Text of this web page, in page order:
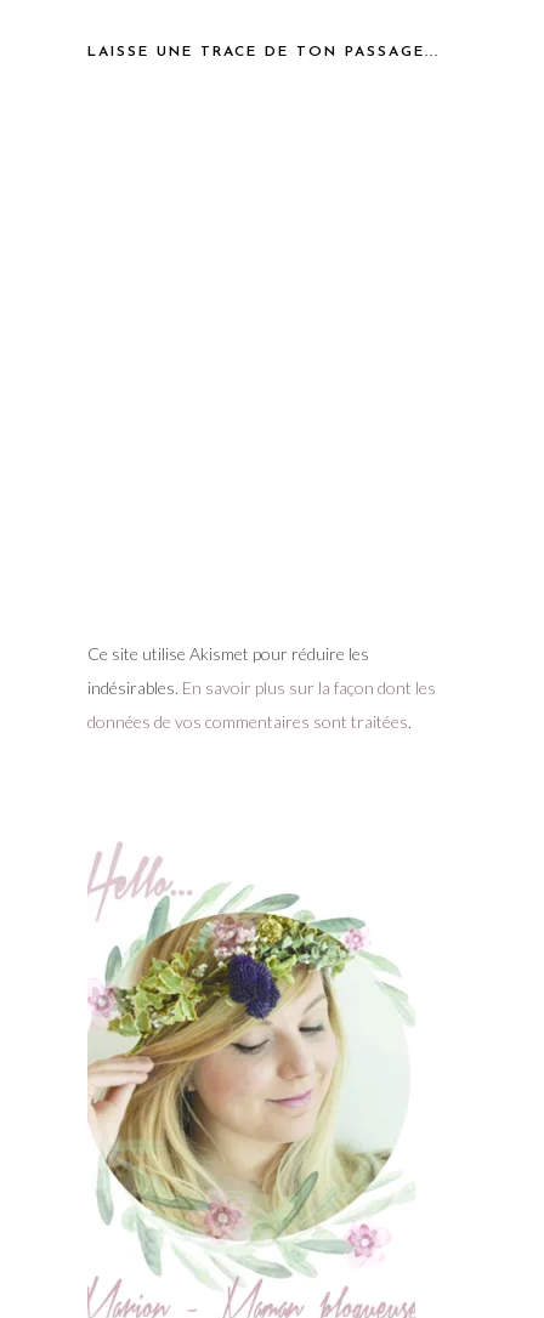
LAISSE UNE TRACE DE TON PASSAGE...
Ce site utilise Akismet pour réduire les
indésirables. En savoir plus sur la façon dont les
données de vos commentaires sont traitées.